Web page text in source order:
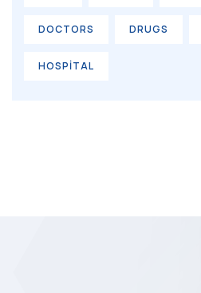
DOCTORS DRUGS
HOSPITAL